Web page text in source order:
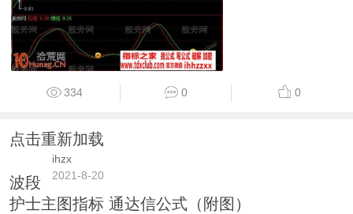
334 0 0
点击重新加载
ihzx
2021-8-20
波段
护士主图指标 通达信公式（附图）